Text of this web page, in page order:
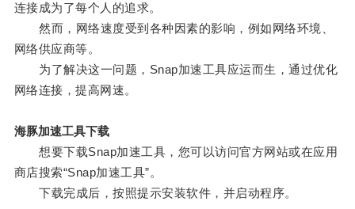
连接成为了每个人的追求。
然而，网络速度受到各种因素的影响，例如网络环境、
网络供应商等。
为了解决这一问题，Snap加速工具应运而生，通过优化
网络连接，提高网速。
海豚加速工具下载
想要下载Snap加速工具，您可以访问官方网站或在应用
商店搜索“Snap加速工具”。
下载完成后，按照提示安装软件，并启动程序。